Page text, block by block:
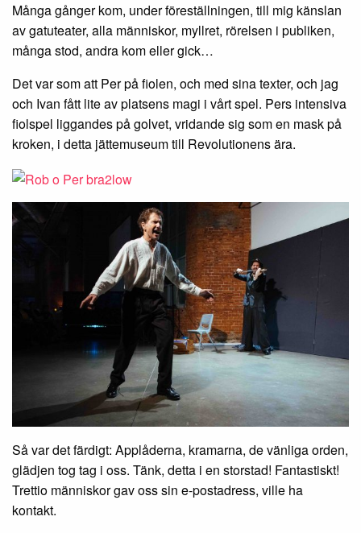
Många gånger kom, under föreställningen, till mig känslan
av gatuteater, alla människor, myllret, rörelsen i publiken,
många stod, andra kom eller gick…
Det var som att Per på fiolen, och med sina texter, och jag
och Ivan fått lite av platsens magi i vårt spel. Pers intensiva
fiolspel liggandes på golvet, vridande sig som en mask på
kroken, i detta jättemuseum till Revolutionens ära.
Så var det färdigt: Applåderna, kramarna, de vänliga orden,
glädjen tog tag i oss. Tänk, detta i en storstad! Fantastiskt!
Trettio människor gav oss sin e-postadress, ville ha
kontakt.